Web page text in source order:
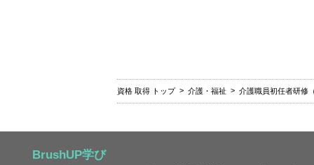
資格 取得 トップ 介護・福祉 介護職員初任者研修
BrushUP学び